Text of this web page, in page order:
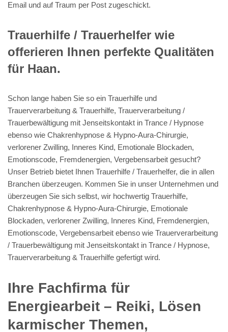
Energiearbeit – Reiki, Lösen
karmischer Themen,
Hypnotiseur, Heiltrance und
Chakren, Reiki – universelle
Fernheilung, Seelenreisen,
Traumahilfe /
Traumabewältigung /
Kindheitstrauma bewältigen
Seelenreisen, Traumahilfe / Traumabewältigung /
Kindheitstrauma bewältigen für Haan, Langenfeld,
Remscheid, Monheim (Rhein), Erkrath (Fundort des
Neanderthalers), Wülfrath, Leichlingen und Hilden, Solingen
(Klingenstadt), Mettmann
Reiki – universelle Lebensenergie: Geistheilung &
Edle Reiki, Emotionscode & Energiearbeiten
Lösen karmischer Themen, Hypnotiseur, Heiltrance und
Chakren in Haan – Kneteisen, Irdelen, Gruiten, Aue,
Osterholz, Oberhaan und Düsselermühle, Buschenhausen,